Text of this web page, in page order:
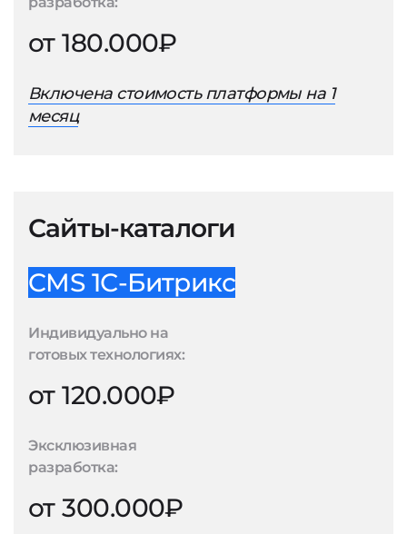
от 180.000₽
Включена стоимость платформы на 1
месяц
Сайты-каталоги
CMS 1С-Битрикс
Индивидуально на
готовых технологиях:
от 120.000₽
Эксклюзивная
разработка:
от 300.000₽